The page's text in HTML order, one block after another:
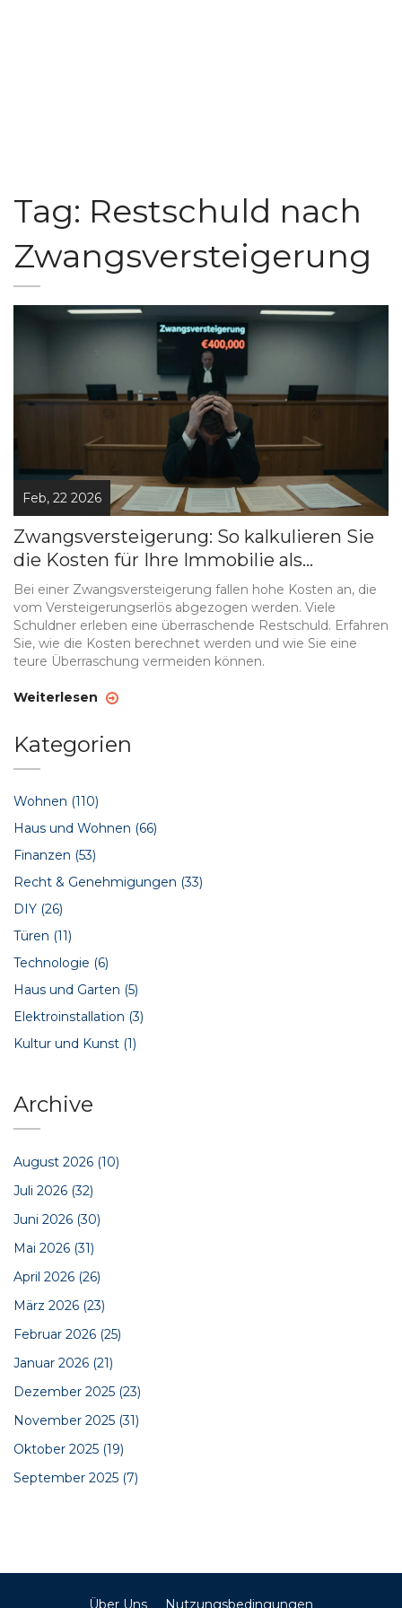
Tag: Restschuld nach
Zwangsversteigerung
Feb, 22 2026
Zwangsversteigerung: So kalkulieren Sie
die Kosten für Ihre Immobilie als
Schuldner
Bei einer Zwangsversteigerung fallen hohe Kosten an, die
vom Versteigerungserlös abgezogen werden. Viele
Schuldner erleben eine überraschende Restschuld. Erfahren
Sie, wie die Kosten berechnet werden und wie Sie eine
teure Überraschung vermeiden können.
Weiterlesen
Kategorien
Wohnen (110)
Haus und Wohnen (66)
Finanzen (53)
Recht & Genehmigungen (33)
DIY (26)
Türen (11)
Technologie (6)
Haus und Garten (5)
Elektroinstallation (3)
Kultur und Kunst (1)
Archive
August 2026 (10)
Juli 2026 (32)
Juni 2026 (30)
Mai 2026 (31)
April 2026 (26)
März 2026 (23)
Februar 2026 (25)
Januar 2026 (21)
Dezember 2025 (23)
November 2025 (31)
Oktober 2025 (19)
September 2025 (7)
Über Uns Nutzungsbedingungen